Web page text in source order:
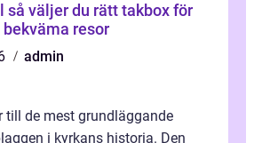
resor
admin
till de mest grundläggande
i kyrkans historia. Den